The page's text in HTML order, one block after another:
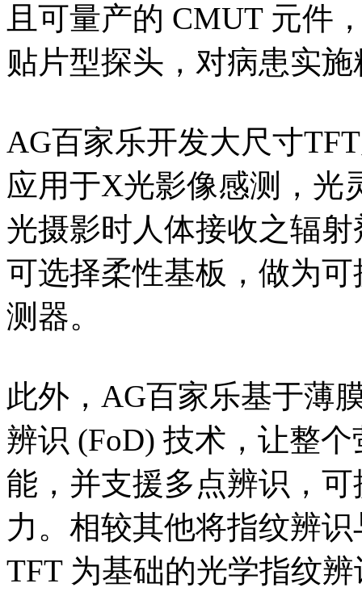
且可量产的 CMUT 元件
贴片型探头，对病患实
AG百家乐开发大尺寸
应用于X光影像感测，光
光摄影时人体接收之辐
可选择柔性基板，做为
测器。
此外，AG百家乐基于薄
辨识 (FoD) 技术，让整
能，并支援多点辨识，
力。相较其他将指纹辨
TFT 为基础的光学指纹